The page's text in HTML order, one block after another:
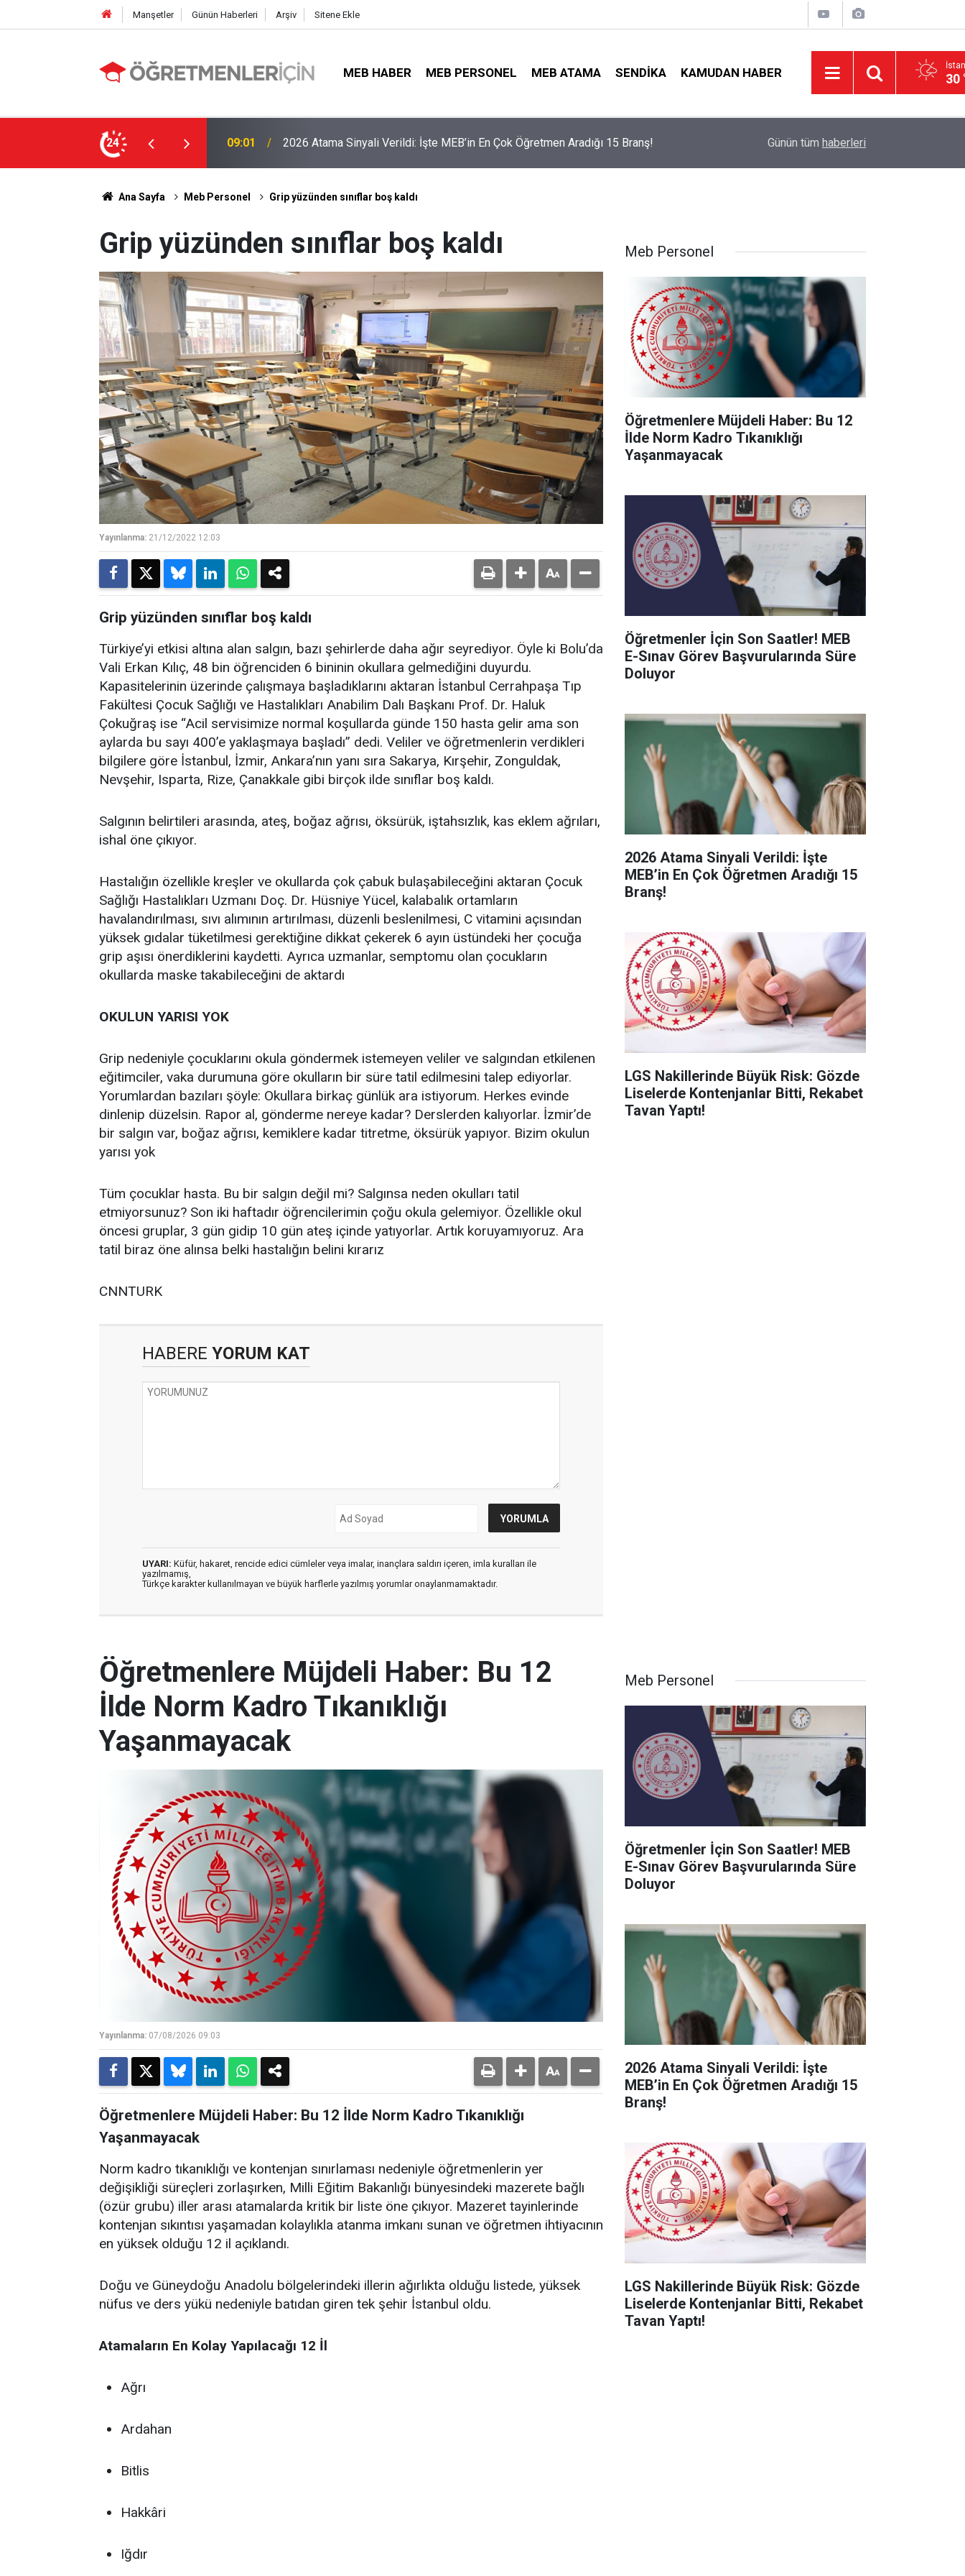
Manşetler Günün Haberleri Arşiv Sitene Ekle
MEB HABER MEB PERSONEL MEB ATAMA SENDIKA KAMUDAN HABER 30
24
En Çok Öğretmen Aradığı 15 Branş! 19:00
LGS Nakillerinde Büyük Risk: Gözde Liselerde Kontenjanlar Bitti, Rekabet
Tavan Yaptı!
İlçe Milli Eğitim Müdürü Ataması Yapıldı
Günün tüm haberleri
Ana Sayfa Meb Personel Grip yüzünden sınıflar boş kaldı
Grip yüzünden sınıflar boş kaldı
Yayınlanma: 21/12/2022 12:03
Grip yüzünden sınıflar boş kaldı
Türkiye’yi etkisi altına alan salgın, bazı şehirlerde daha ağır seyrediyor. Öyle ki Bolu’da
Vali Erkan Kılıç, 48 bin öğrenciden 6 bininin okullara gelmediğini duyurdu.
Kapasitelerinin üzerinde çalışmaya başladıklarını aktaran İstanbul Cerrahpaşa Tıp
Fakültesi Çocuk Sağlığı ve Hastalıkları Anabilim Dalı Başkanı Prof. Dr. Haluk
Çokuğraş ise “Acil servisimize normal koşullarda günde 150 hasta gelir ama son
aylarda bu sayı 400’e yaklaşmaya başladı” dedi. Veliler ve öğretmenlerin verdikleri
bilgilere göre İstanbul, İzmir, Ankara’nın yanı sıra Sakarya, Kırşehir, Zonguldak,
Nevşehir, Isparta, Rize, Çanakkale gibi birçok ilde sınıflar boş kaldı.
Salgının belirtileri arasında, ateş, boğaz ağrısı, öksürük, iştahsızlık, kas eklem ağrıları,
ishal öne çıkıyor.
Hastalığın özellikle kreşler ve okullarda çok çabuk bulaşabileceğini aktaran Çocuk
Sağlığı Hastalıkları Uzmanı Doç. Dr. Hüsniye Yücel, kalabalık ortamların
havalandırılması, sıvı alımının artırılması, düzenli beslenilmesi, C vitamini açısından
yüksek gıdalar tüketilmesi gerektiğine dikkat çekerek 6 ayın üstündeki her çocuğa
grip aşısı önerdiklerini kaydetti. Ayrıca uzmanlar, semptomu olan çocukların
okullarda maske takabileceğini de aktardı
OKULUN YARISI YOK
Grip nedeniyle çocuklarını okula göndermek istemeyen veliler ve salgından etkilenen
eğitimciler, vaka durumuna göre okulların bir süre tatil edilmesini talep ediyorlar.
Yorumlardan bazıları şöyle: Okullara birkaç günlük ara istiyorum. Herkes evinde
dinlenip düzelsin. Rapor al, gönderme nereye kadar? Derslerden kalıyorlar. İzmir’de
bir salgın var, boğaz ağrısı, kemiklere kadar titretme, öksürük yapıyor. Bizim okulun
yarısı yok
Tüm çocuklar hasta. Bu bir salgın değil mi? Salgınsa neden okulları tatil
etmiyorsunuz? Son iki haftadır öğrencilerimin çoğu okula gelemiyor. Özellikle okul
öncesi gruplar, 3 gün gidip 10 gün ateş içinde yatıyorlar. Artık koruyamıyoruz. Ara
tatil biraz öne alınsa belki hastalığın belini kırarız
CNNTURK
HABERE YORUM KAT
UYARI: Küfür, hakaret, rencide edici cümleler veya imalar, inançlara saldırı içeren, imla kuralları ile
yazılmamış,
Türkçe karakter kullanılmayan ve büyük harflerle yazılmış yorumlar onaylanmamaktadır.
Meb Personel
Öğretmenlere Müjdeli Haber: Bu 12
İlde Norm Kadro Tıkanıklığı
Yaşanmayacak
Öğretmenler İçin Son Saatler! MEB
E-Sınav Görev Başvurularında Süre
Doluyor
2026 Atama Sinyali Verildi: İşte
MEB’in En Çok Öğretmen Aradığı 15
Branş!
LGS Nakillerinde Büyük Risk: Gözde
Liselerde Kontenjanlar Bitti, Rekabet
Tavan Yaptı!
Öğretmenlere Müjdeli Haber: Bu 12
İlde Norm Kadro Tıkanıklığı
Yaşanmayacak
Yayınlanma: 07/08/2026 09:03
Öğretmenlere Müjdeli Haber: Bu 12 İlde Norm Kadro Tıkanıklığı
Yaşanmayacak
Norm kadro tıkanıklığı ve kontenjan sınırlaması nedeniyle öğretmenlerin yer
değişikliği süreçleri zorlaşırken, Milli Eğitim Bakanlığı bünyesindeki mazerete bağlı
(özür grubu) iller arası atamalarda kritik bir liste öne çıkıyor. Mazeret tayinlerinde
kontenjan sıkıntısı yaşamadan kolaylıkla atanma imkanı sunan ve öğretmen ihtiyacının
en yüksek olduğu 12 il açıklandı.
Doğu ve Güneydoğu Anadolu bölgelerindeki illerin ağırlıkta olduğu listede, yüksek
nüfus ve ders yükü nedeniyle batıdan giren tek şehir İstanbul oldu.
Atamaların En Kolay Yapılacağı 12 İl
Ağrı
Ardahan
Bitlis
Hakkâri
Iğdır
Meb Personel
Öğretmenler İçin Son Saatler! MEB
E-Sınav Görev Başvurularında Süre
Doluyor
2026 Atama Sinyali Verildi: İşte
MEB’in En Çok Öğretmen Aradığı 15
Branş!
LGS Nakillerinde Büyük Risk: Gözde
Liselerde Kontenjanlar Bitti, Rekabet
Tavan Yaptı!